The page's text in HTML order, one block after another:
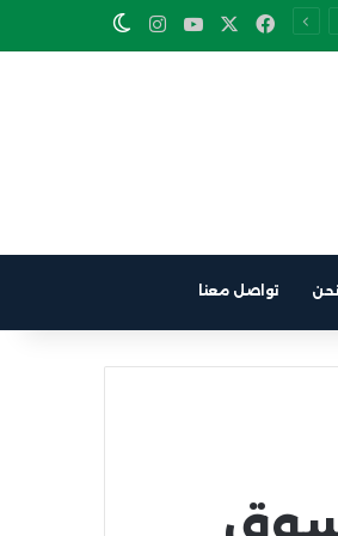
Facebook
YouTube
Instagram
Switch skin
تواصل معنا
سوق